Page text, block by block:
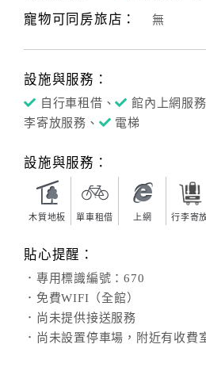
寵物可同房旅店： 無
設施與服務：
自行車租借、 館內上網服
李寄放服務、
電梯
設施與服務：
木質地板 單車租借 上網 行李寄
貼心提醒：
．專用標識編號：670
．免費WIFI（全館）
．尚未提供接送服務
．尚未設置停車場，附近有收費